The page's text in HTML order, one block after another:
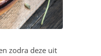
zodra deze uit